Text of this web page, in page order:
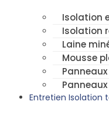
Isolation
Isolation
Laine
Mousse
Entretien Isolation